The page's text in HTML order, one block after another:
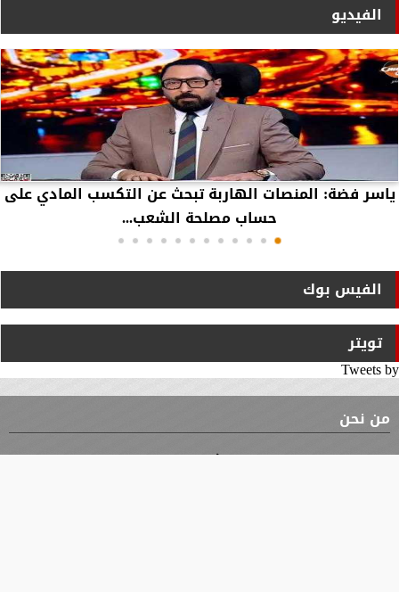
الفيديو
ياسر فضة: المنصات الهاربة تبحث عن التكسب المادي على
حساب مصلحة الشعب...
الفيس بوك
تويتر
Tweets by
من نحن